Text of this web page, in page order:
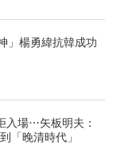
」楊勇緯抗韓成功
入場…矢板明夫：
「晚清時代」